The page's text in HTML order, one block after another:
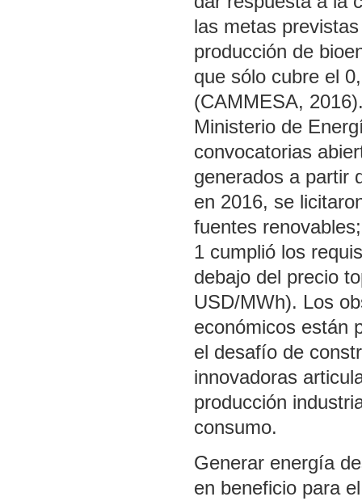
las metas
producción de
que sólo cubre el
(CAMMESA,
Ministerio de
convocatorias
generados a partir
en 2016, se
fuentes
1 cumplió los
debajo del precio
USD/MWh). Los
económicos están
el desafío de
innovadoras
producción
consumo.
Generar energía
en beneficio para